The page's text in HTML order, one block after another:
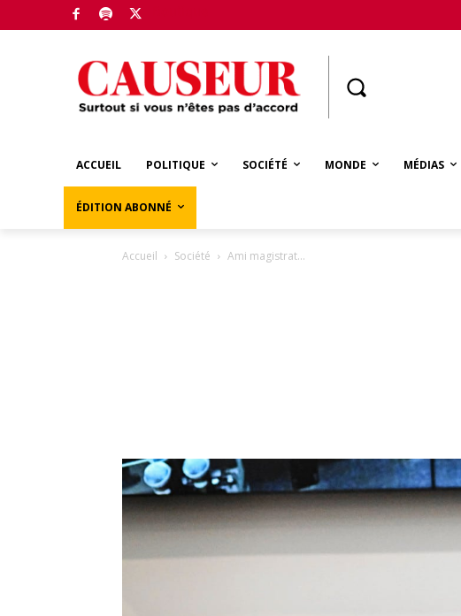
ACCUEIL POLITIQUE SOCIÉTÉ MONDE MÉDIAS
ÉDITION ABONNÉ
Accueil Société Ami magistrat…